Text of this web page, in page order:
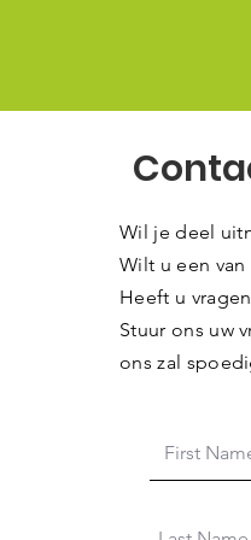
Wil je deel
Wilt u een
Heeft u
Stuur ons uw
ons zal